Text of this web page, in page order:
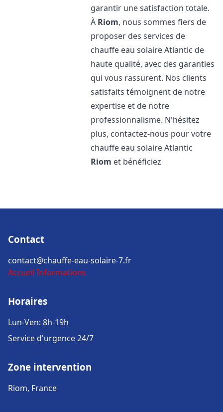
garantir une satisfaction totale.
À Riom, nous sommes fiers de
proposer des services de
chauffe eau solaire Atlantic de
haute qualité, avec des garanties
qui vous rassurent. Nos clients
satisfaits témoignent de notre
expertise et de notre
professionnalisme. N'hésitez
plus, contactez-nous pour votre
chauffe eau solaire Atlantic
Riom et bénéficiez
Contact
contact@chauffe-eau-solaire-7.fr
Accueil Informations
Horaires
Lun-Ven: 8h-19h
Service d'urgence 24/7
Zone intervention
Riom, France